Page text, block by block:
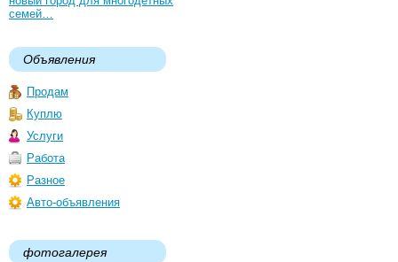
семей…
Объявления
Продам
Куплю
Услуги
Работа
Разное
Авто-объявления
фотогалерея